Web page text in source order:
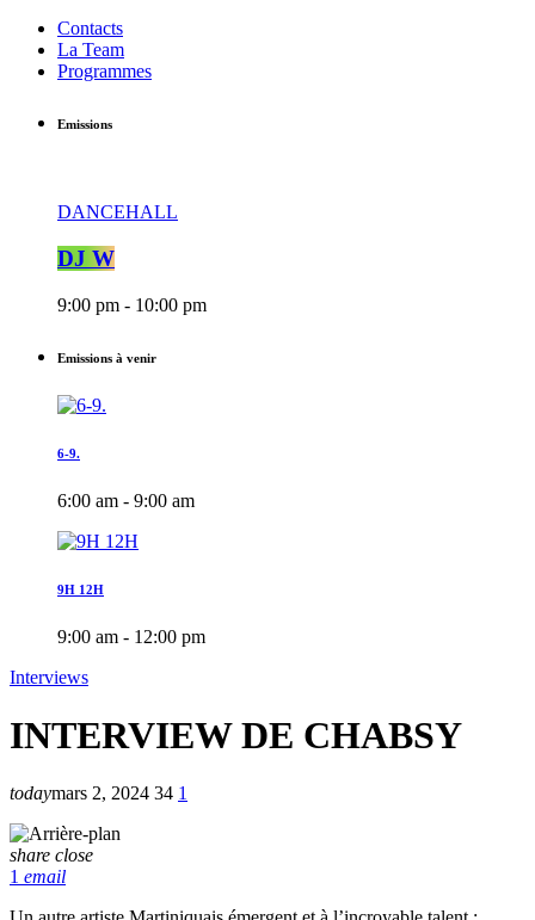
Contacts
La Team
Programmes
Emissions
DANCEHALL
DJ W
9:00 pm - 10:00 pm
Emissions à venir
6-9.
6:00 am - 9:00 am
9H 12H
9:00 am - 12:00 pm
Interviews
INTERVIEW DE CHABSY
todaymars 2, 2024 34 1
share close
1 email